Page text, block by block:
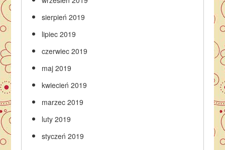
sierpień 2019
lipiec 2019
czerwiec 2019
maj 2019
kwiecień 2019
marzec 2019
luty 2019
styczeń 2019